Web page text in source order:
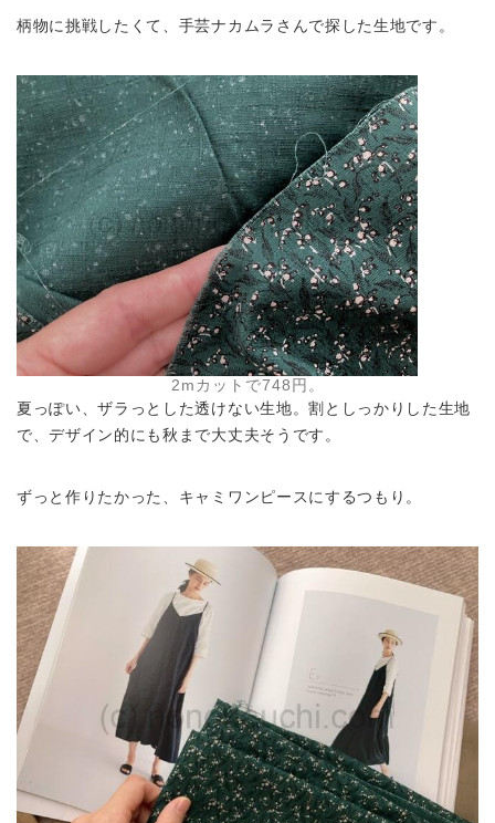
柄物に挑戦したくて、手芸ナカムラさんで探した生地です。
2mカットで748円。
夏っぽい、ザラっとした透けない生地。割としっかりした生地
で、デザイン的にも秋まで大丈夫そうです。
ずっと作りたかった、キャミワンピースにするつもり。